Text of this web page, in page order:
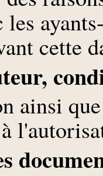
les
cette
ainsi